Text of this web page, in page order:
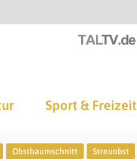
Sport & Freizeit
Obstbaumschnitt Streuobst